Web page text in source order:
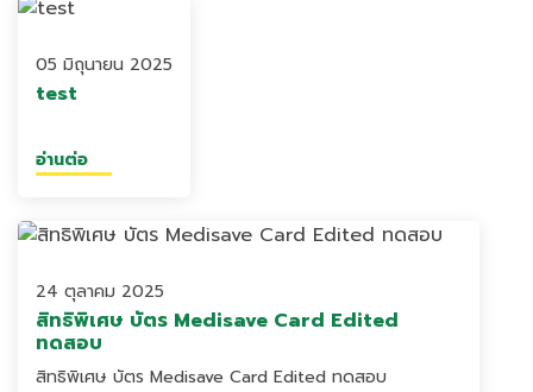
05 มิถุนายน 2025
test
อ่านต่อ
24 ตุลาคม 2025
สิทธิพิเศษ บัตร Medisave Card Edited
ทดสอบ
สิทธิพิเศษ บัตร Medisave Card Edited ทดสอบ